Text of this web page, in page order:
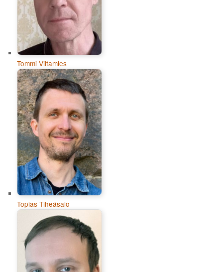
Tommi Viitamies
Topias Tiheäsalo